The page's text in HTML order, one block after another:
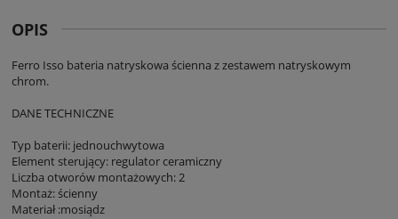
OPIS
Ferro Isso bateria natryskowa ścienna z zestawem natryskowym
chrom.
DANE TECHNICZNE
Typ baterii: jednouchwytowa
Element sterujący: regulator ceramiczny
Liczba otworów montażowych: 2
Montaż: ścienny
Materiał :mosiądz